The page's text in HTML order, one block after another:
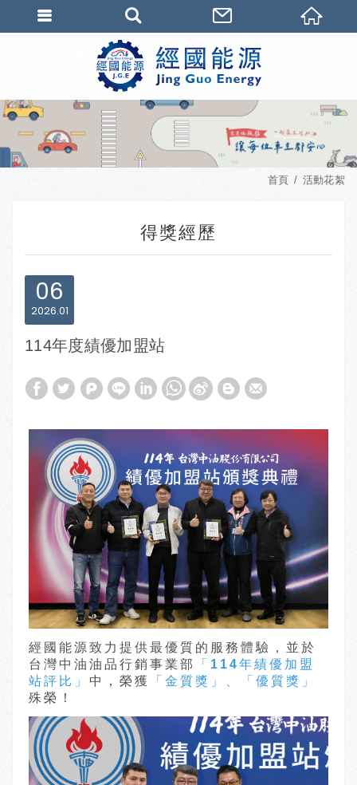
首頁 活動花絮
得獎經歷
06
01
2026
114年度績優加盟站
經國能源致力提供最優質的服務體驗，並於
台灣中油油品行銷事業部
「114年績優加盟
站評比」 中，榮獲 「金質獎」、
「優質獎」
殊榮！